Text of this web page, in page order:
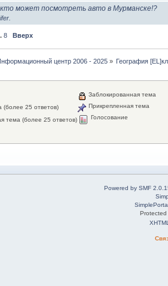
может посмотреть авто в Мурманске!?
8 Вверх
центр 2006 - 2025» География
(более 25 ответов)
тема (более 25 ответов)
Заблокированная тема
Прикрепленная тема
Голосование
Powered by SMF